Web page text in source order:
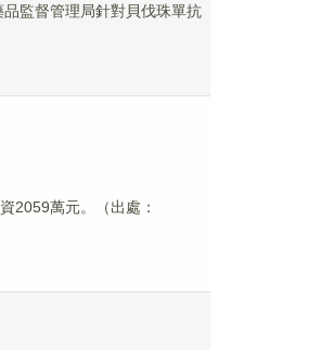
監督管理局針對貝伐珠單抗
2059萬元。（出處：